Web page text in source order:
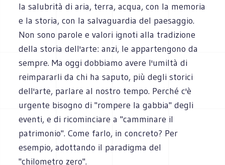
la salubrità di aria, terra, acqua, con la memoria
e la storia, con la salvaguardia del paesaggio.
Non sono parole e valori ignoti alla tradizione
della storia dell'arte: anzi, le appartengono da
sempre. Ma oggi dobbiamo avere l'umiltà di
reimpararli da chi ha saputo, più degli storici
dell'arte, parlare al nostro tempo. Perché c'è
urgente bisogno di "rompere la gabbia" degli
eventi, e di ricominciare a "camminare il
patrimonio". Come farlo, in concreto? Per
esempio, adottando il paradigma del
"chilometro zero".